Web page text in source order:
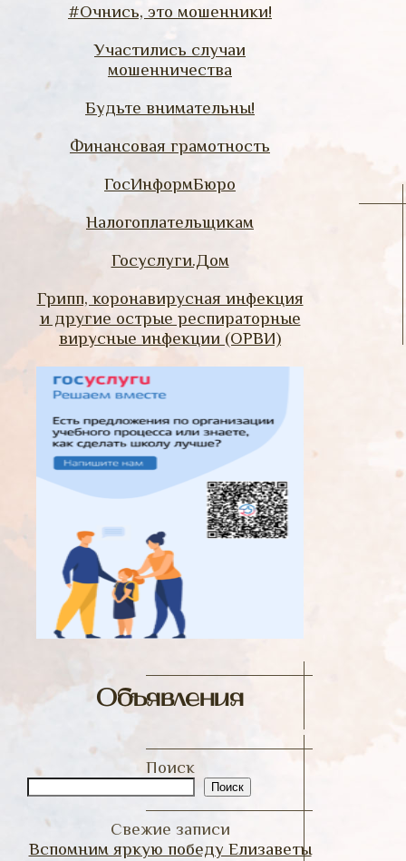
#Очнись, это мошенники!
Участились случаи
мошенничества
Будьте внимательны!
Финансовая грамотность
ГосИнформБюро
Налогоплательщикам
Госуслуги.Дом
Грипп, коронавирусная инфекция
и другие острые респираторные
вирусные инфекции (ОРВИ)
Объявления
Поиск
Поиск
Свежие записи
Вспомним яркую победу Елизаветы